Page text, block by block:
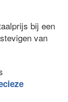
bij een
van